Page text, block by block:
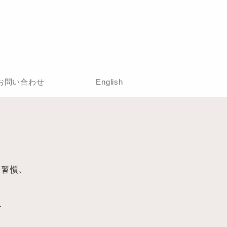
問い合わせ English
慣、